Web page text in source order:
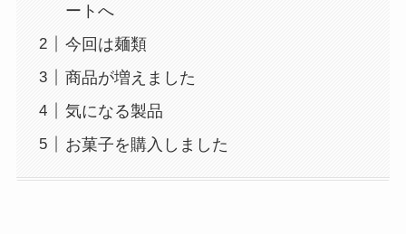
ートへ
今回は麺類
商品が増えました
気になる製品
お菓子を購入しました